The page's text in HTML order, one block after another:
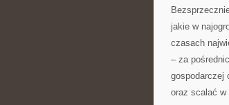
jakie w
czasach
– za
gospodarczej
oraz scalać w